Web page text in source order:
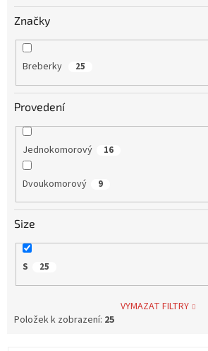
Značky
Breberky 25
Provedení
Jednokomorový 16
Dvoukomorový 9
Size
S 25
VYMAZAT FILTRY
Položek k zobrazení: 25